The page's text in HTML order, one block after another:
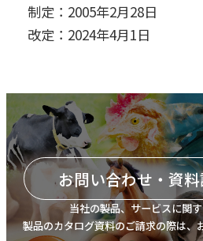
制定：2005年2月28日
改定：2024年4月1日
お問い合わせ・資
当社の製品、サービスに関す
製品のカタログ資料のご請求の際は、